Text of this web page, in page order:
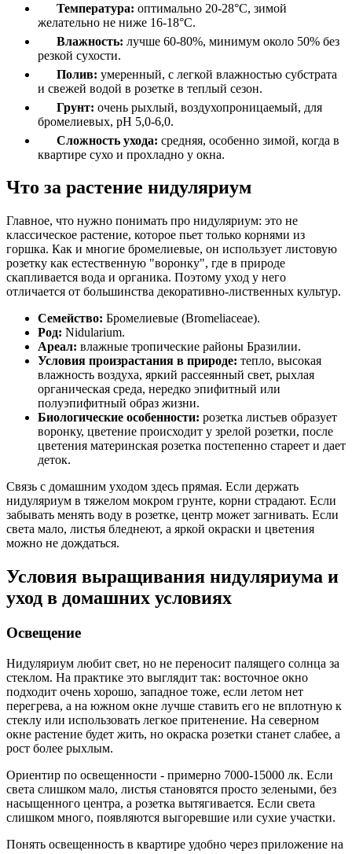
Температура: оптимально 20-28°C, зимой
желательно не ниже 16-18°C.
Влажность: лучше 60-80%, минимум около 50% без
резкой сухости.
Полив: умеренный, с легкой влажностью субстрата
и свежей водой в розетке в теплый сезон.
Грунт: очень рыхлый, воздухопроницаемый, для
бромелиевых, pH 5,0-6,0.
Сложность ухода: средняя, особенно зимой, когда в
квартире сухо и прохладно у окна.
Что за растение нидуляриум
Главное, что нужно понимать про нидуляриум: это не
классическое растение, которое пьет только корнями из
горшка. Как и многие бромелиевые, он использует листовую
розетку как естественную "воронку", где в природе
скапливается вода и органика. Поэтому уход у него
отличается от большинства декоративно-лиственных культур.
Семейство: Бромелиевые (Bromeliaceae).
Род: Nidularium.
Ареал: влажные тропические районы Бразилии.
Условия произрастания в природе: тепло, высокая
влажность воздуха, яркий рассеянный свет, рыхлая
органическая среда, нередко эпифитный или
полуэпифитный образ жизни.
Биологические особенности: розетка листьев образует
воронку, цветение происходит у зрелой розетки, после
цветения материнская розетка постепенно стареет и дает
деток.
Связь с домашним уходом здесь прямая. Если держать
нидуляриум в тяжелом мокром грунте, корни страдают. Если
забывать менять воду в розетке, центр может загнивать. Если
света мало, листья бледнеют, а яркой окраски и цветения
можно не дождаться.
Условия выращивания нидуляриума и
уход в домашних условиях
Освещение
Нидуляриум любит свет, но не переносит палящего солнца за
стеклом. На практике это выглядит так: восточное окно
подходит очень хорошо, западное тоже, если летом нет
перегрева, а на южном окне лучше ставить его не вплотную к
стеклу или использовать легкое притенение. На северном
окне растение будет жить, но окраска розетки станет слабее, а
рост более рыхлым.
Ориентир по освещенности - примерно 7000-15000 лк. Если
света слишком мало, листья становятся просто зелеными, без
насыщенного центра, а розетка вытягивается. Если света
слишком много, появляются выгоревшие или сухие участки.
Понять освещенность в квартире удобно через приложение на